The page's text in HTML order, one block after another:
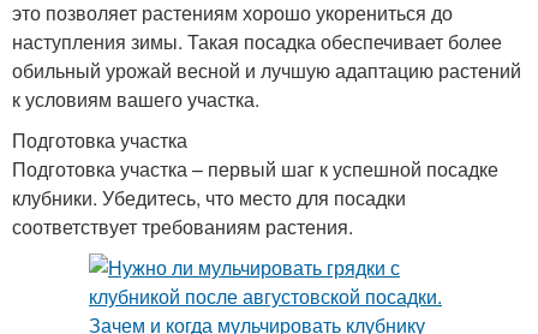
это позволяет растениям хорошо укорениться до
наступления зимы. Такая посадка обеспечивает более
обильный урожай весной и лучшую адаптацию растений
к условиям вашего участка.
Подготовка участка
Подготовка участка – первый шаг к успешной посадке
клубники. Убедитесь, что место для посадки
соответствует требованиям растения.